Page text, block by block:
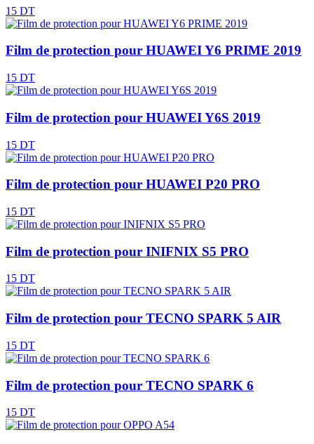
15 DT
Film de protection pour HUAWEI Y6 PRIME 2019
15 DT
Film de protection pour HUAWEI Y6S 2019
15 DT
Film de protection pour HUAWEI P20 PRO
15 DT
Film de protection pour INIFNIX S5 PRO
15 DT
Film de protection pour TECNO SPARK 5 AIR
15 DT
Film de protection pour TECNO SPARK 6
15 DT